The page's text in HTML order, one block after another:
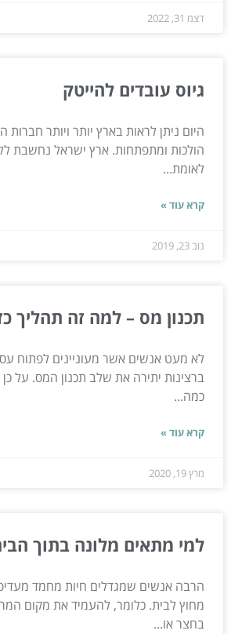
דצמ 31, 2022
גיוס עובדים להייטק
היום ניתן לראות בארץ יותר ויותר חברות
הולכות ומתפתחות. ארץ ישראל נחשבת
לאומת...
קרא עוד »
נוב 23, 2019
תכנון מס – למה זה תהליך
לא מעט אנשים אשר מעוניינים לפתוח
ברצינות יתירה את שלב תכנון המס. על
כמה...
קרא עוד »
מרץ 19, 2020
למי מתאים מלונה בתוך
הרבה אנשים שמגדלים חיות מחמד
מחוץ לבית. כלומר, להעמיד את מקום
בחצר או...